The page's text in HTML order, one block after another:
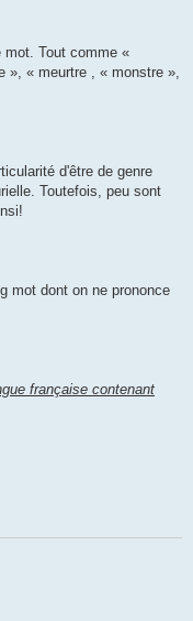
mot. Tout comme «
», « meurtre , « monstre »,
d'être de genre
Toutefois, peu sont
mot dont on ne prononce
française contenant